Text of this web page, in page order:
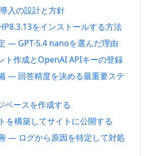
入の設計と方針
をインストールする方法
— GPT-5.4 nanoを選んだ理由
ト作成とOpenAI APIキーの登録
— 回答精度を決める最重要ステ
ベースを作成する
を構築してサイトに公開する
— ログから原因を特定して対処